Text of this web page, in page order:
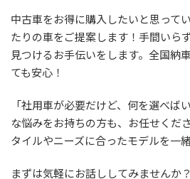
新
日
時
中古車をお得に購入したいと思って
たりの車をご提案します！手間いら
見つけるお手伝いをします。全国納
ても安心！
「社用車が必要だけど、何を選べば
な悩みをお持ちの方も、お任せくだ
タイルやニーズに合ったモデルを一
まずは気軽にお話ししてみませんか